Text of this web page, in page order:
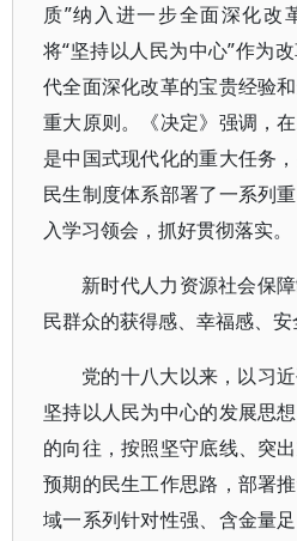
质”纳入进一步全面深化改
将“坚持以人民为中心”作为
代全面深化改革的宝贵经验
重大原则。《决定》强调，
是中国式现代化的重大任务
民生制度体系部署了一系列
入学习领会，抓好贯彻落实。
新时代人力资源社会保
民群众的获得感、幸福感、
党的十八大以来，以习
坚持以人民为中心的发展思
的向往，按照坚守底线、突
预期的民生工作思路，部署
域一系列针对性强、含金量